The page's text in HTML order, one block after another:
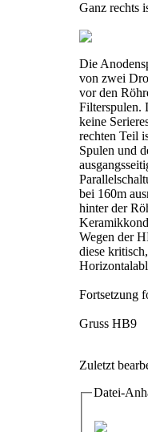
Ganz rechts
Die
von zwei
vor den
Filterspulen.
keine
rechten Teil
Spulen und
bei 160m
hinter der
Wegen der
diese
Fortsetzung
Gruss HB9
Zuletzt
Datei-